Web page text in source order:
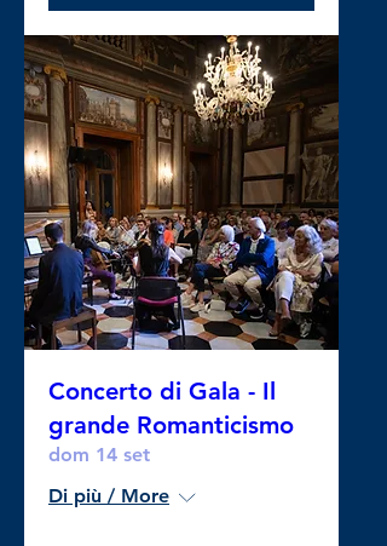
Concerto di Gala - Il
grande Romanticismo
dom 14 set
Di più / More